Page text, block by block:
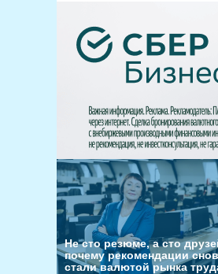
Не сто резюме, а сто
почему рекомендации
стали валютой рынка